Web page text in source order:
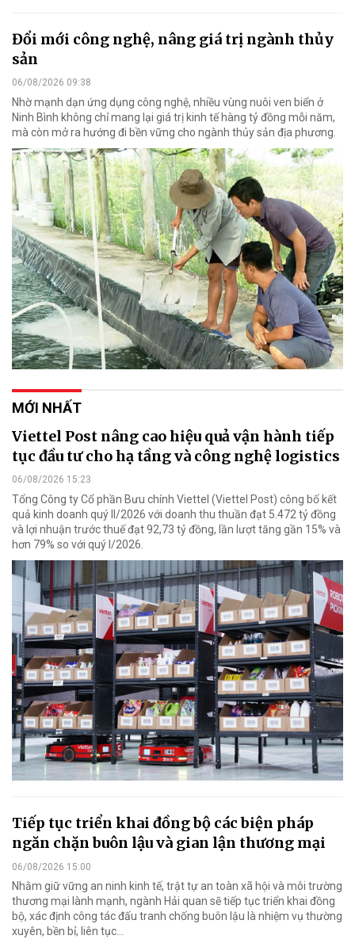
Đổi mới công nghệ, nâng giá trị ngành thủy
sản
06/08/2026 09:38
Nhờ mạnh dạn ứng dụng công nghệ, nhiều vùng nuôi ven biển ở
Ninh Bình không chỉ mang lại giá trị kinh tế hàng tỷ đồng mỗi năm,
mà còn mở ra hướng đi bền vững cho ngành thủy sản địa phương.
MỚI NHẤT
Viettel Post nâng cao hiệu quả vận hành tiếp
tục đầu tư cho hạ tầng và công nghệ logistics
06/08/2026 15:23
Tổng Công ty Cổ phần Bưu chính Viettel (Viettel Post) công bố kết
quả kinh doanh quý II/2026 với doanh thu thuần đạt 5.472 tỷ đồng
và lợi nhuận trước thuế đạt 92,73 tỷ đồng, lần lượt tăng gần 15% và
hơn 79% so với quý I/2026.
Tiếp tục triển khai đồng bộ các biện pháp
ngăn chặn buôn lậu và gian lận thương mại
06/08/2026 15:00
Nhằm giữ vững an ninh kinh tế, trật tự an toàn xã hội và môi trường
thương mại lành mạnh, ngành Hải quan sẽ tiếp tục triển khai đồng
bộ, xác định công tác đấu tranh chống buôn lậu là nhiệm vụ thường
xuyên, bền bỉ, liên tục…